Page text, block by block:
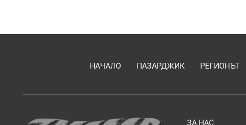
НАЧАЛО ПАЗАРДЖИК РЕГИОНЪТ
ЗА НАС